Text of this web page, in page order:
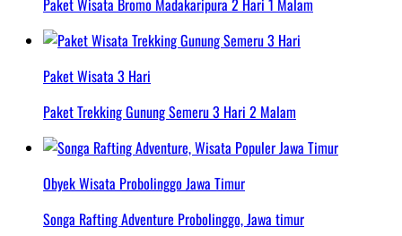
Paket Wisata 3 Hari
Paket Trekking Gunung Semeru 3 Hari 2 Malam
Obyek Wisata Probolinggo Jawa Timur
Songa Rafting Adventure Probolinggo, Jawa timur